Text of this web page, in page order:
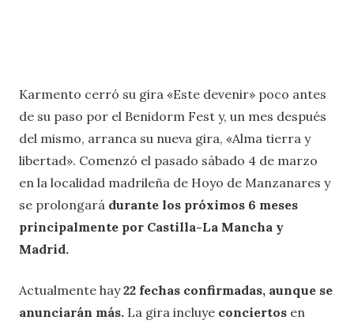
Karmento cerró su gira «Este devenir» poco antes
de su paso por el Benidorm Fest y, un mes después
del mismo, arranca su nueva gira, «Alma tierra y
libertad». Comenzó el pasado sábado 4 de marzo
en la localidad madrileña de Hoyo de Manzanares y
se prolongará durante los próximos 6 meses
principalmente por Castilla-La Mancha y
Madrid.
Actualmente hay22 fechas confirmadas, aunque se
anunciarán más. La gira incluye conciertos en